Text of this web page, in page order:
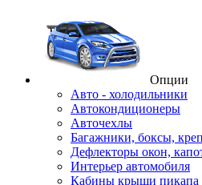
Опции
Авто - холодильники
Автокондиционеры
Авточехлы
Багажники, боксы,
Дефлекторы окон,
Интерьер автомобиля
Кабины крыши пикапа